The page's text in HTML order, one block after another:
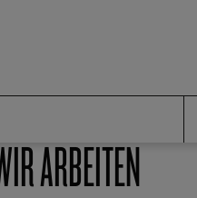
ARBEITEN